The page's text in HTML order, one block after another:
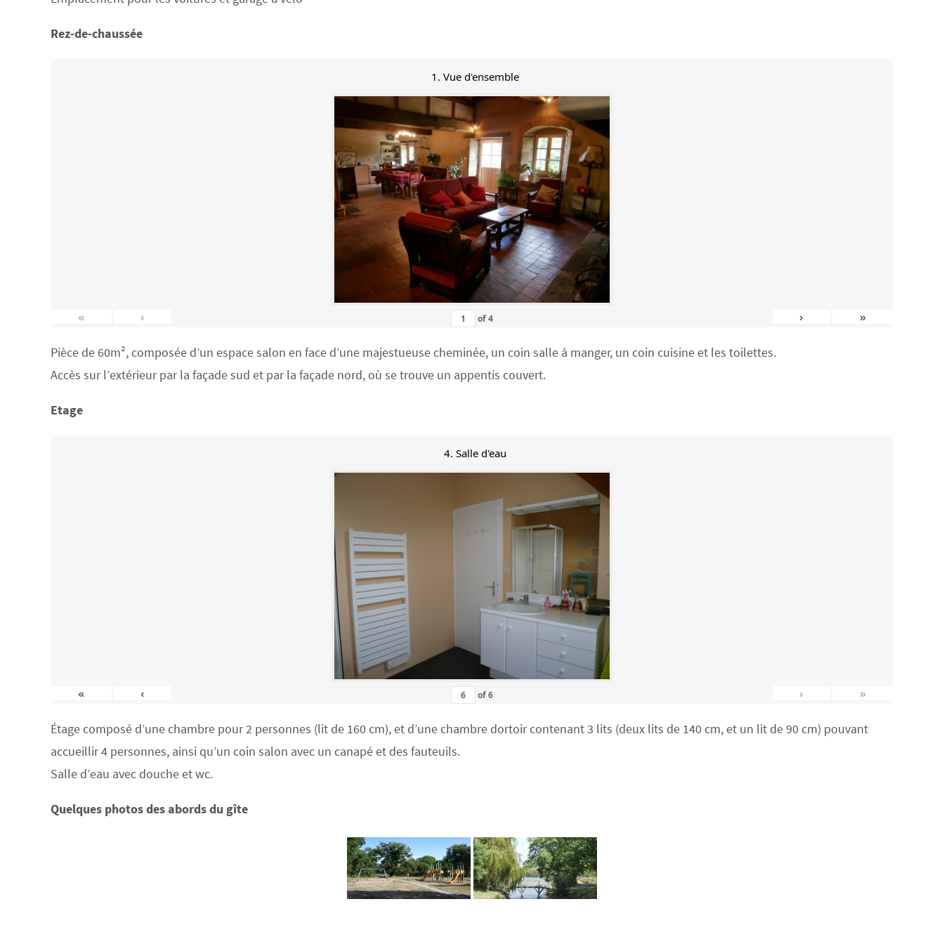
Rez-de-chaussée
1. Vue d'ensemble
« ‹ of4 › »
Pièce de 60m², composée d’un espace salon en face d’une majestueuse cheminée, un coin salle à manger, un coin cuisine et les toilettes.
Accès sur l’extérieur par la façade sud et par la façade nord, où se trouve un appentis couvert.
Etage
4. Salle d'eau
« ‹ of6 › »
Étage composé d’une chambre pour 2 personnes (lit de 160 cm), et d’une chambre dortoir contenant 3 lits (deux lits de 140 cm, et un lit de 90 cm) pouvant
accueillir 4 personnes, ainsi qu’un coin salon avec un canapé et des fauteuils.
Salle d’eau avec douche et wc.
Quelques photos des abords du gîte